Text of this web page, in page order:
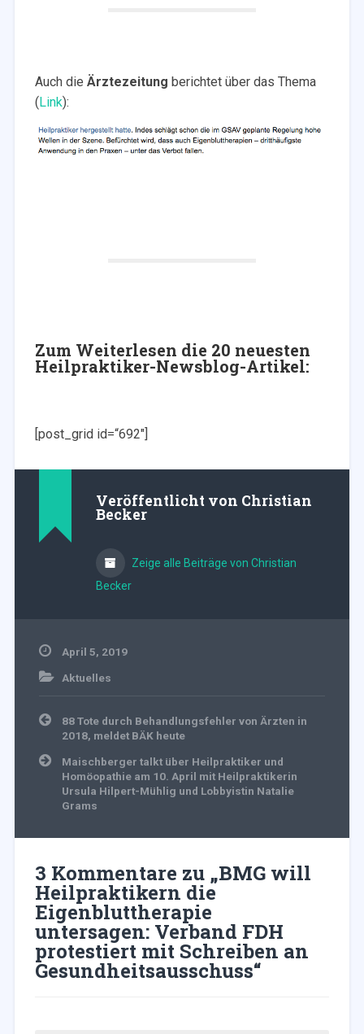
Auch die Ärztezeitung berichtet über das Thema
(Link):
Zum Weiterlesen die 20 neuesten
Heilpraktiker-Newsblog-Artikel:
[post_grid id=“692″]
Veröffentlicht von Christian
Becker
Zeige alle Beiträge von Christian
Becker
April 5, 2019
Aktuelles
Beitragsnavigation
88 Tote durch Behandlungsfehler von Ärzten in
2018, meldet BÄK heute
Maischberger talkt über Heilpraktiker und
Homöopathie am 10. April mit Heilpraktikerin
Ursula Hilpert-Mühlig und Lobbyistin Natalie
Grams
3 Kommentare zu „BMG will
Heilpraktikern die
Eigenbluttherapie
untersagen: Verband FDH
protestiert mit Schreiben an
Gesundheitsausschuss“